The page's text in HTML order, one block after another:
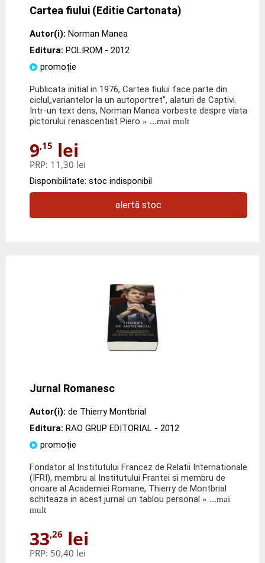
Cartea fiului (Editie Cartonata)
Autor(i): Norman Manea
Editura: POLIROM - 2012
promoție
Publicata initial in 1976, Cartea fiului face parte din
ciclul„variantelor la un autoportret”, alaturi de Captivi.
Intr-un text dens, Norman Manea vorbeste despre viata
pictorului renascentist Piero » ...mai mult
9,15 lei
PRP: 11,30 lei
Disponibilitate: stoc indisponibil
alertă stoc
Jurnal Romanesc
Autor(i): de Thierry Montbrial
Editura: RAO GRUP EDITORIAL - 2012
promoție
Fondator al Institutului Francez de Relatii Internationale
(IFRI), membru al Institutului Frantei si membru de
onoare al Academiei Romane, Thierry de Montbrial
schiteaza in acest jurnal un tablou personal » ...mai
mult
33,26 lei
PRP: 50,40 lei